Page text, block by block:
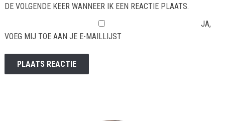
DE VOLGENDE KEER WANNEER IK EEN REACTIE PLAATS.
JA,
VOEG MIJ TOE AAN JE E-MAILLIJST